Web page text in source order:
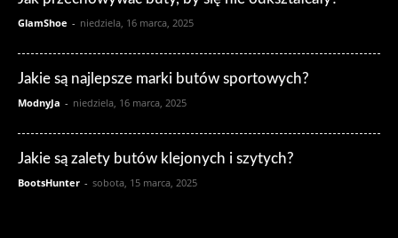
GlamShoe - niedziela, 16 marca, 2025
Jakie są najlepsze marki butów sportowych?
ModnyJa - niedziela, 16 marca, 2025
Jakie są zalety butów klejonych i szytych?
BootsHunter - sobota, 15 marca, 2025